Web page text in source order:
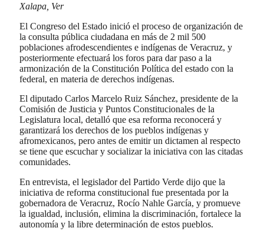
Xalapa, Ver
El Congreso del Estado inició el proceso de organización de
la consulta pública ciudadana en más de 2 mil 500
poblaciones afrodescendientes e indígenas de Veracruz, y
posteriormente efectuará los foros para dar paso a la
armonización de la Constitución Política del estado con la
federal, en materia de derechos indígenas.
El diputado Carlos Marcelo Ruiz Sánchez, presidente de la
Comisión de Justicia y Puntos Constitucionales de la
Legislatura local, detalló que esa reforma reconocerá y
garantizará los derechos de los pueblos indígenas y
afromexicanos, pero antes de emitir un dictamen al respecto
se tiene que escuchar y socializar la iniciativa con las citadas
comunidades.
En entrevista, el legislador del Partido Verde dijo que la
iniciativa de reforma constitucional fue presentada por la
gobernadora de Veracruz, Rocío Nahle García, y promueve
la igualdad, inclusión, elimina la discriminación, fortalece la
autonomía y la libre determinación de estos pueblos.